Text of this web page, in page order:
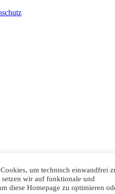
um technisch einwandfrei
wir auf funktionale und
diese Homepage zu optimieren